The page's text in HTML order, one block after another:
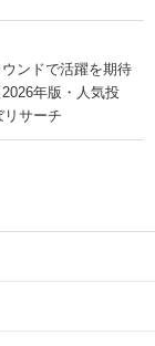
ンドで活躍を期待
年版・人気投
サーチ